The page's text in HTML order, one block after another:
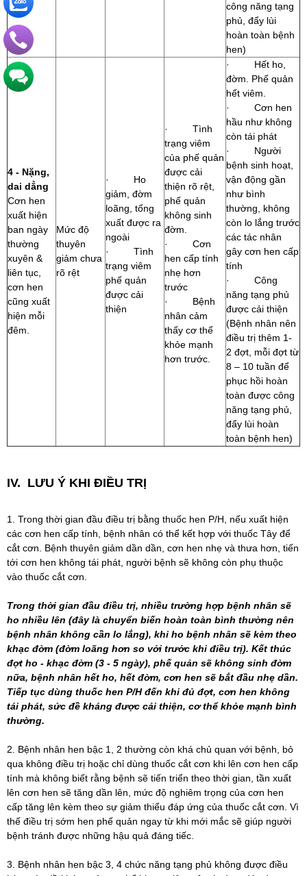
công năng tạng
phủ, đẩy lùi
hoàn toàn bệnh
hen)
4 - Nặng,
dai dẳng
Cơn hen
xuất hiện
ban ngày
thường
xuyên &
liên tục,
cơn hen
cũng xuất
hiện mỗi
đêm.
Mức độ
thuyên
giảm chưa
rõ rệt
· Ho
giảm, đờm
loãng, tống
xuất được ra
ngoài
· Tình
trạng viêm
phế quản
được cải
thiện
· Tình
trạng viêm
của phế quản
được cải
thiện rõ rệt,
phế quản
không sinh
đờm.
· Cơn
hen cấp tính
nhẹ hơn
trước
· Bệnh
nhân cảm
thấy cơ thể
khỏe mạnh
hơn trước.
· Hết ho,
đờm. Phế quản
hết viêm.
· Cơn hen
hầu như không
còn tái phát
· Người
bệnh sinh hoạt,
vận động gần
như bình
thường, không
còn lo lắng trước
các tác nhân
gây cơn hen cấp
tính
· Công
năng tạng phủ
được cải thiện
(Bệnh nhân nên
điều trị thêm 1-
2 đợt, mỗi đợt từ
8 – 10 tuần để
phục hồi hoàn
toàn được công
năng tạng phủ,
đẩy lùi hoàn
toàn bệnh hen)
IV. LƯU Ý KHI ĐIỀU TRỊ
1. Trong thời gian đầu điều trị bằng thuốc hen P/H, nếu xuất hiện
các cơn hen cấp tính, bệnh nhân có thể kết hợp với thuốc Tây để
cắt cơn. Bệnh thuyên giảm dần dần, cơn hen nhẹ và thưa hơn, tiến
tới cơn hen không tái phát, người bệnh sẽ không còn phụ thuộc
vào thuốc cắt cơn.
Trong thời gian đầu điều trị, nhiều trường hợp bệnh nhân sẽ
ho nhiều lên (đây là chuyển biến hoàn toàn bình thường nên
bệnh nhân không cần lo lắng), khi ho bệnh nhân sẽ kèm theo
khạc đờm (đờm loãng hơn so với trước khi điều trị). Kết thúc
đợt ho - khạc đờm (3 - 5 ngày), phế quản sẽ không sinh đờm
nữa, bệnh nhân hết ho, hết đờm, cơn hen sẽ bắt đầu nhẹ dần.
Tiếp tục dùng thuốc hen P/H đến khi đủ đợt, cơn hen không
tái phát, sức đề kháng được cải thiện, cơ thể khỏe mạnh bình
thường.
2. Bệnh nhân hen bậc 1, 2 thường còn khá chủ quan với bệnh, bỏ
qua không điều trị hoặc chỉ dùng thuốc cắt cơn khi lên cơn hen cấp
tính mà không biết rằng bệnh sẽ tiến triển theo thời gian, tần xuất
lên cơn hen sẽ tăng dần lên, mức độ nghiêm trọng của cơn hen
cấp tăng lên kèm theo sự giảm thiểu đáp ứng của thuốc cắt cơn. Vì
thế điều trị sớm hen phế quản ngay từ khi mới mắc sẽ giúp người
bệnh tránh được những hậu quả đáng tiếc.
3. Bệnh nhân hen bậc 3, 4 chức năng tạng phủ không được điều